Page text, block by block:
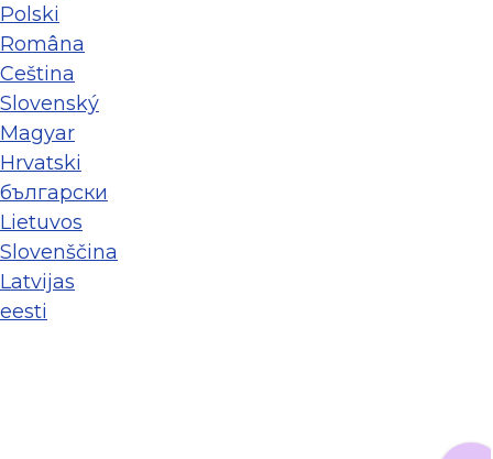
Polski
Româna
Ceština
Slovenský
Magyar
Hrvatski
български
Lietuvos
Slovenščina
Latvijas
eesti